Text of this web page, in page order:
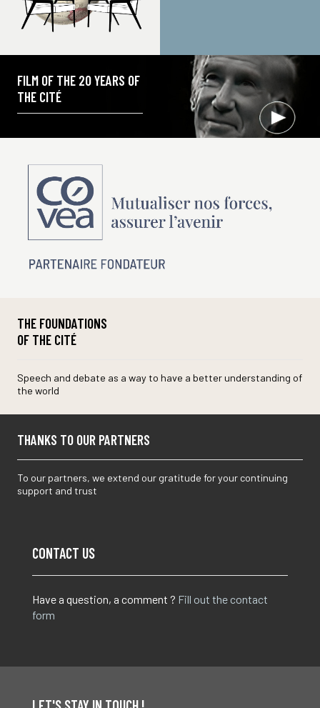
FILM OF THE 20 YEARS OF
THE CITÉ
THE FOUNDATIONS
OF THE CITÉ
Speech and debate as a way to have a better understanding of
the world
THANKS TO OUR PARTNERS
To our partners, we extend our gratitude for your continuing
support and trust
CONTACT US
Have a question, a comment ? Fill out the contact
form